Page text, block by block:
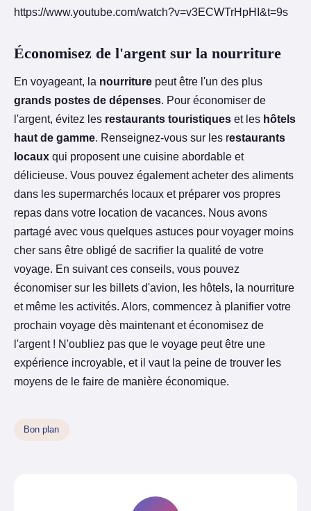
https://www.youtube.com/watch?v=v3ECWTrHpHI&t=9s
Économisez de l'argent sur la nourriture
En voyageant, la nourriture peut être l'un des plus
grands postes de dépenses. Pour économiser de
l'argent, évitez les restaurants touristiques et les hôtels
haut de gamme. Renseignez-vous sur les restaurants
locaux qui proposent une cuisine abordable et
délicieuse. Vous pouvez également acheter des aliments
dans les supermarchés locaux et préparer vos propres
repas dans votre location de vacances. Nous avons
partagé avec vous quelques astuces pour voyager moins
cher sans être obligé de sacrifier la qualité de votre
voyage. En suivant ces conseils, vous pouvez
économiser sur les billets d'avion, les hôtels, la nourriture
et même les activités. Alors, commencez à planifier votre
prochain voyage dès maintenant et économisez de
l'argent ! N'oubliez pas que le voyage peut être une
expérience incroyable, et il vaut la peine de trouver les
moyens de le faire de manière économique.
Bon plan